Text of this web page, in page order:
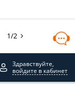
1/2
Здравствуйте,
войдите в кабинет